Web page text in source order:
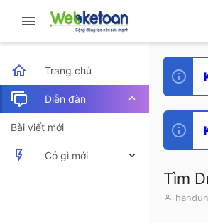
Trang chủ
Diễn đàn
Bài viết mới
Có gì mới
Tìm
T